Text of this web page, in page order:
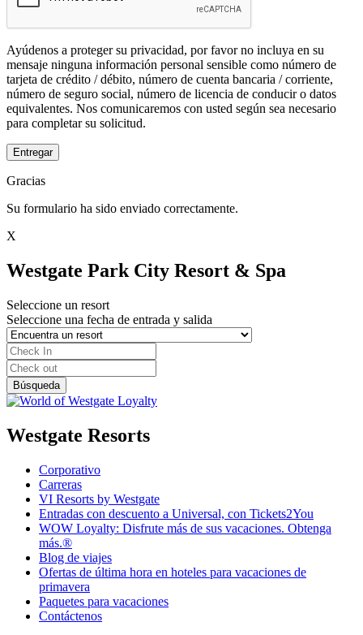
Ayúdenos a proteger su privacidad, por favor no incluya en su
mensaje ninguna información personal sensible como número de
tarjeta de crédito / débito, número de cuenta bancaria / corriente,
número de seguro social, número de licencia de conducir o datos
equivalentes. Nos comunicaremos con usted según sea necesario
para completar su solicitud.
Entregar
Gracias
Su formulario ha sido enviado correctamente.
X
Westgate Park City Resort & Spa
Seleccione un resort
Seleccione una fecha de entrada y salida
Westgate Resorts
Corporativo
Carreras
VI Resorts by Westgate
Entradas con descuento a Universal, con Tickets2You
WOW Loyalty: Disfrute más de sus vacaciones. Obtenga
más.®
Blog de viajes
Ofertas de última hora en hoteles para vacaciones de
primavera
Paquetes para vacaciones
Contáctenos